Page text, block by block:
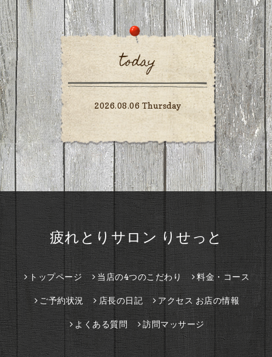
today
2026.08.06 Thursday
疲れとりサロン りせっと
トップページ 当店の4つのこだわり 料金・コース
ご予約状況 店長の日記 アクセス お店の情報
よくある質問 訪問マッサージ